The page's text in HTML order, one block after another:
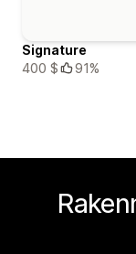
Signature
400 $
91%